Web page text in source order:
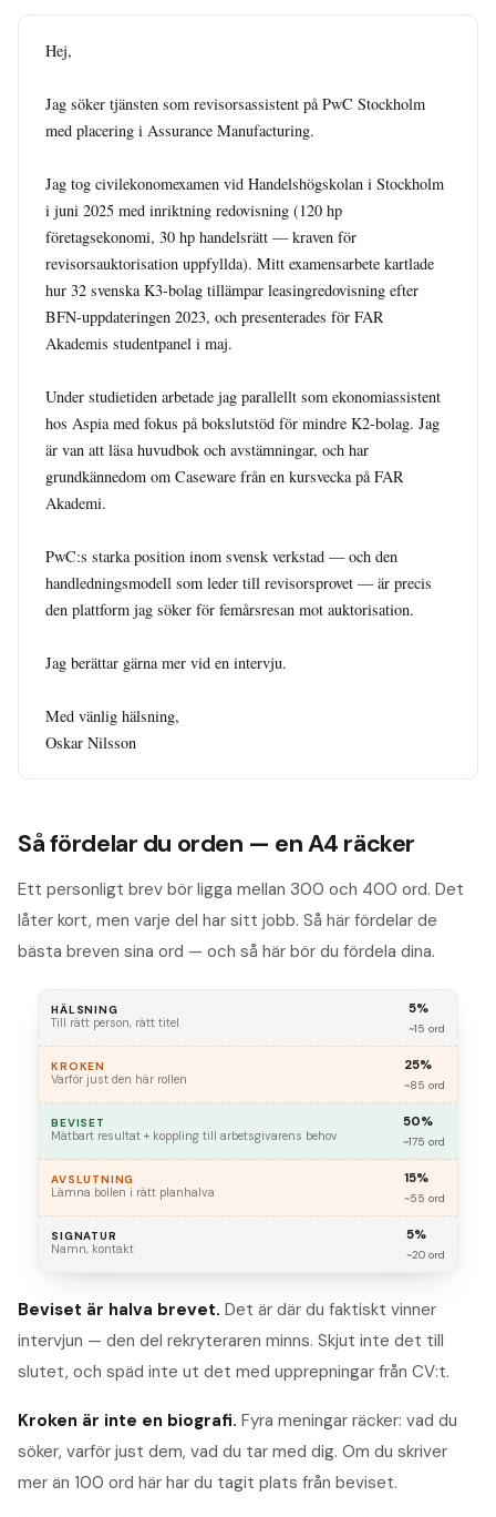
Hej,
Jag söker tjänsten som revisorsassistent på PwC Stockholm
med placering i Assurance Manufacturing.
Jag tog civilekonomexamen vid Handelshögskolan i Stockholm
i juni 2025 med inriktning redovisning (120 hp
företagsekonomi, 30 hp handelsrätt — kraven för
revisorsauktorisation uppfyllda). Mitt examensarbete kartlade
hur 32 svenska K3-bolag tillämpar leasingredovisning efter
BFN-uppdateringen 2023, och presenterades för FAR
Akademis studentpanel i maj.
Under studietiden arbetade jag parallellt som ekonomiassistent
hos Aspia med fokus på bokslutstöd för mindre K2-bolag. Jag
är van att läsa huvudbok och avstämningar, och har
grundkännedom om Caseware från en kursvecka på FAR
Akademi.
PwC:s starka position inom svensk verkstad — och den
handledningsmodell som leder till revisorsprovet — är precis
den plattform jag söker för femårsresan mot auktorisation.
Jag berättar gärna mer vid en intervju.
Med vänlig hälsning,
Oskar Nilsson
Så fördelar du orden — en A4 räcker
Ett personligt brev bör ligga mellan 300 och 400 ord. Det
låter kort, men varje del har sitt jobb. Så här fördelar de
bästa breven sina ord — och så här bör du fördela dina.
HÄLSNING
Till rätt person, rätt titel
5%
~15 ord
KROKEN
Varför just den här rollen
25%
~85 ord
BEVISET
Mätbart resultat + koppling till arbetsgivarens behov
50%
~175 ord
AVSLUTNING
Lämna bollen i rätt planhalva
15%
~55 ord
SIGNATUR
Namn, kontakt
5%
~20 ord
Beviset är halva brevet. Det är där du faktiskt vinner
intervjun — den del rekryteraren minns. Skjut inte det till
slutet, och späd inte ut det med upprepningar från CV:t.
Kroken är inte en biografi. Fyra meningar räcker: vad du
söker, varför just dem, vad du tar med dig. Om du skriver
mer än 100 ord här har du tagit plats från beviset.